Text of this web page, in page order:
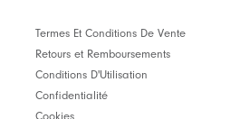
Termes Et Conditions De Vente
Retours et Remboursements
Conditions D'Utilisation
Confidentialité
Cookies